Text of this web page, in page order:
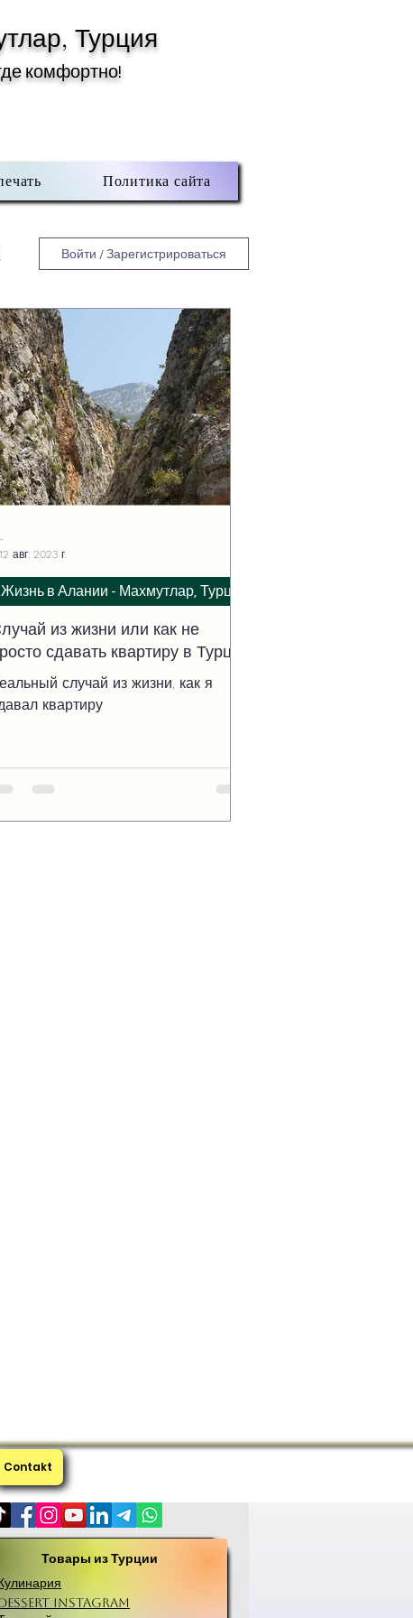
Турция
комфортно!
Политика сайта
Войти / Зарегистрироваться
из жизни или как не
сдавать квартиру в Турции
случай из жизни, как я
квартиру
Жизнь в Алании - Махмутлар, Турция
-
12 авг. 2023 г.
Contakt
Товары из Турции
Instagram